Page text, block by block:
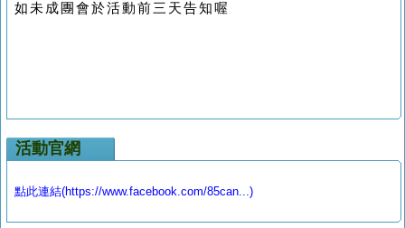
如未成團會於活動前三天告知喔
活動官網
點此連結(https://www.facebook.com/85can...)